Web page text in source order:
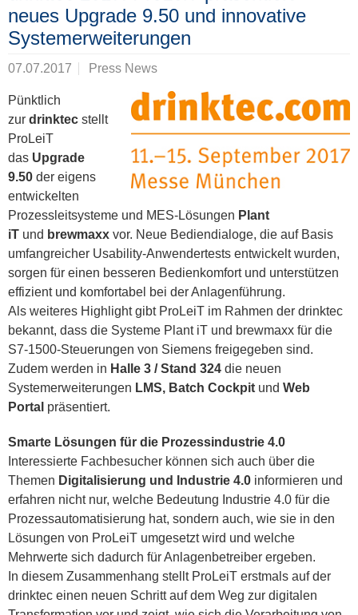
&
Events
Partner
Über
ProLeiT
neues Upgrade 9.50 und innovative
Systemerweiterungen
07.07.2017 Press News
Pünktlich
zur drinktec stellt
ProLeiT
das Upgrade
9.50 der eigens
entwickelten
Prozessleitsysteme und MES-Lösungen Plant
iT und brewmaxx vor. Neue Bediendialoge, die auf Basis
umfangreicher Usability-Anwendertests entwickelt wurden,
sorgen für einen besseren Bedienkomfort und unterstützen
effizient und komfortabel bei der Anlagenführung.
Als weiteres Highlight gibt ProLeiT im Rahmen der drinktec
bekannt, dass die Systeme Plant iT und brewmaxx für die
S7-1500-Steuerungen von Siemens freigegeben sind.
Zudem werden in Halle 3 / Stand 324 die neuen
Systemerweiterungen LMS, Batch Cockpit und Web
Portal präsentiert.
Smarte Lösungen für die Prozessindustrie 4.0
Interessierte Fachbesucher können sich auch über die
Themen Digitalisierung und Industrie 4.0 informieren und
erfahren nicht nur, welche Bedeutung Industrie 4.0 für die
Prozessautomatisierung hat, sondern auch, wie sie in den
Lösungen von ProLeiT umgesetzt wird und welche
Mehrwerte sich dadurch für Anlagenbetreiber ergeben.
In diesem Zusammenhang stellt ProLeiT erstmals auf der
drinktec einen neuen Schritt auf dem Weg zur digitalen